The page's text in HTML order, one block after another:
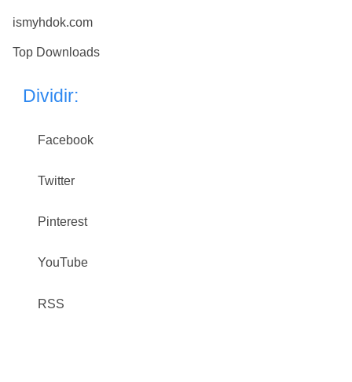
ismyhdok.com
Top Downloads
Dividir:
Facebook
Twitter
Pinterest
YouTube
RSS